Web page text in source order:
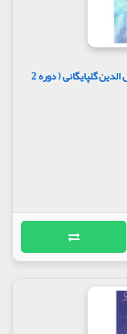
کتاب جمال السالکین: بر اساس سیر زندگانی سید جمال الدین گلپایگانی ( دوره 2